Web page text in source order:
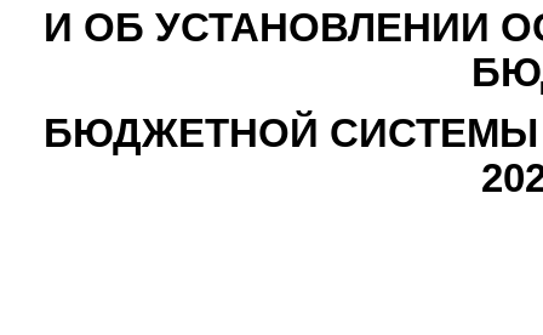
И ОБ УСТАНОВЛЕНИИ
БЮДЖЕТНОЙ СИСТЕМЫ